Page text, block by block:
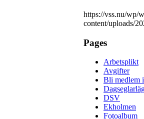
https://vss.nu/wp/
content/uploads/
Pages
Arbetsplikt
Avgifter
Bli medlem
DSV
Ekholmen
Fotoalbum